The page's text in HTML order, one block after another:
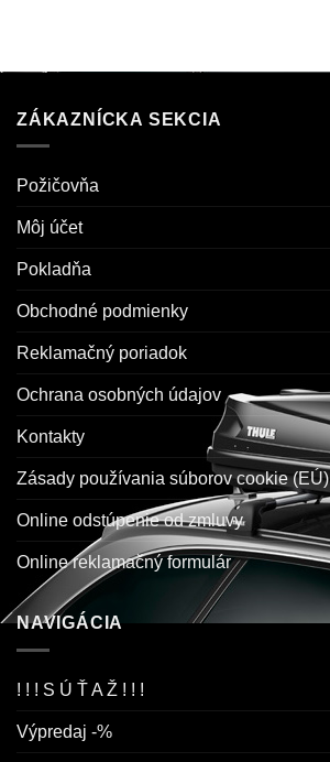
ZÁKAZNÍCKA SEKCIA
Požičovňa
Môj účet
Pokladňa
Obchodné podmienky
Reklamačný poriadok
Ochrana osobných údajov
Kontakty
Zásady používania súborov cookie (EÚ)
Online odstúpenie od zmluvy
Online reklamačný formulár
NAVIGÁCIA
! ! ! S Ú Ť A Ž ! ! !
Výpredaj -%